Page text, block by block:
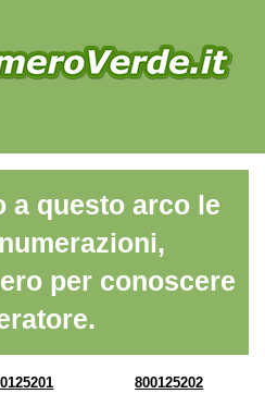
a questo arco le
per conoscere
800125202